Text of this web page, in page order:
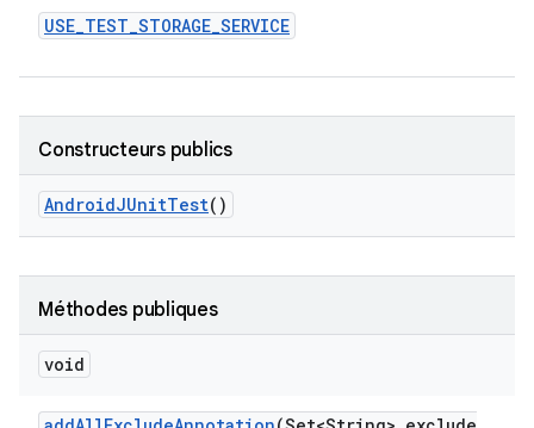
USE_TEST_STORAGE_SERVICE
Constructeurs publics
AndroidJUnitTest()
Méthodes publiques
void